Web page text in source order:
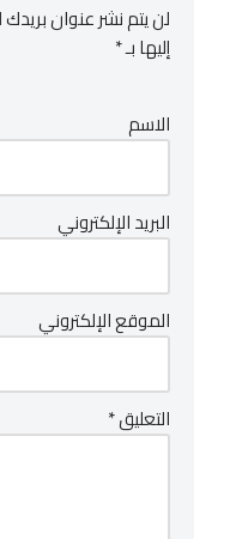
لن يتم نشر عنوان بريدك
إليها بـ*
الاسم
البريد الإلكتروني
الموقع الإلكتروني
التعليق*